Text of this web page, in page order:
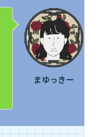
まゆっきー